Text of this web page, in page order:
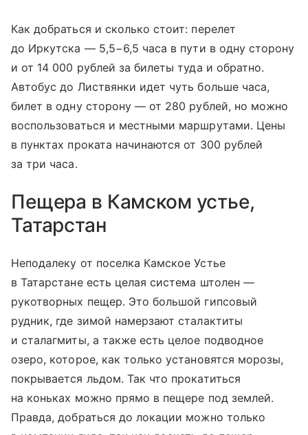
Как добраться и сколько стоит: перелет
до Иркутска — 5,5−6,5 часа в пути в одну сторону
и от 14 000 рублей за билеты туда и обратно.
Автобус до Листвянки идет чуть больше часа,
билет в одну сторону — от 280 рублей, но можно
воспользоваться и местными маршрутами. Цены
в пунктах проката начинаются от 300 рублей
за три часа.
Пещера в Камском устье,
Татарстан
Неподалеку от поселка Камское Устье
в Татарстане есть целая система штолен —
рукотворных пещер. Это большой гипсовый
рудник, где зимой намерзают сталактиты
и сталагмиты, а также есть целое подводное
озеро, которое, как только установятся морозы,
покрывается льдом. Так что прокатиться
на коньках можно прямо в пещере под землей.
Правда, добраться до локации можно только